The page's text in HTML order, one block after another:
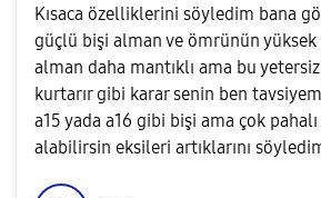
Kısaca özelliklerini söyledim bana
güçlü bişi alman ve ömrünün yüksek
alman daha mantıklı ama bu yetersiz
kurtarır gibi karar senin ben
a15 yada a16 gibi bişi ama çok
alabilirsin eksileri artıklarını